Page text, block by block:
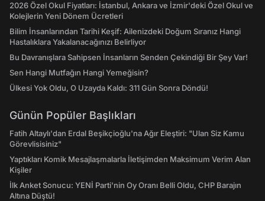
2026 Özel Okul Fiyatları: İstanbul, Ankara ve İzmir'deki Özel Okul ve
Kolejlerin Yeni Dönem Ücretleri
Bilim İnsanlarından Tarihi Keşif: Ailenizdeki Doğum Sıranız Hangi
Hastalıklara Yakalanacağınızı Belirliyor
Bu Davranışlara Sahipsen İnsanların Senden Çekindiği Bir Şey Var!
Sen Hangi Mutfağın Hangi Yemeğisin?
Ülkesi Yok Oldu, O Uzayda Kaldı: 311 Gün Sonra Döndü!
Günün Popüler Başlıkları
Fatih Altaylı'dan Erdal Beşikçioğlu'na Ağır Eleştiri: "Ulan Siz Kamu
Görevlisisiniz"
Yaptıkları Komik Mesajlaşmalarla İletişimden Maksimum Verim Alan
Kişiler
İlk Anket Sonucu: YENİ Parti'nin Oy Oranı Belli Oldu, CHP Barajın
Altına Düştü!